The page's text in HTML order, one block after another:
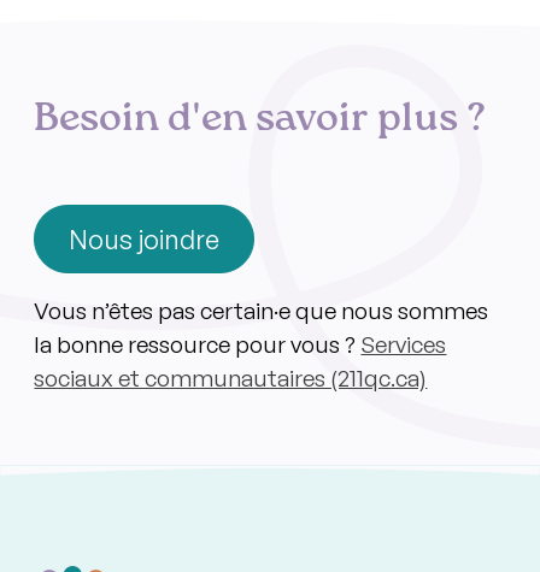
Besoin d'en savoir plus ?
Nous joindre
Vous n’êtes pas certain·e que nous sommes
la bonne ressource pour vous ? Services
sociaux et communautaires (211qc.ca)